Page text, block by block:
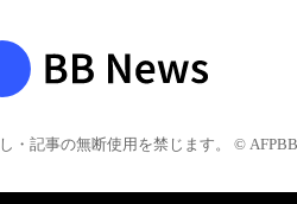
・記事の無断使用を禁じます。 © AFPBB